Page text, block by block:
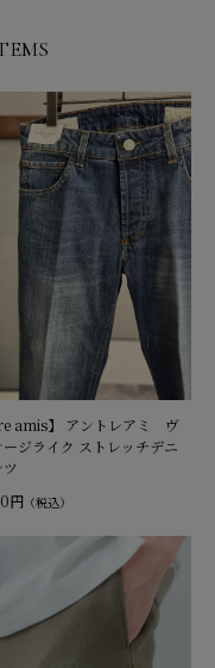
amis】 アントレアミ ヴ
ージライク ストレッチデニ
円 （税込）